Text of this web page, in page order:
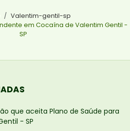
Valentim-gentil-sp
em Cocaína de Valentim Gentil -
SP
que aceita Plano de Saúde para
- SP